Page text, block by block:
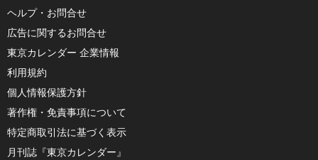
ヘルプ・お問合せ
広告に関するお問合せ
東京カレンダー 企業情報
利用規約
個人情報保護方針
著作権・免責事項について
特定商取引法に基づく表示
月刊誌『東京カレンダー』